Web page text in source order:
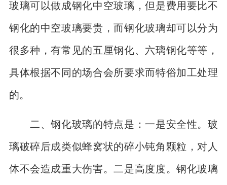
玻璃可以做成钢化中空玻璃，但是费用要比不
钢化的中空玻璃要贵，而钢化玻璃却可以分为
很多种，有常见的五厘钢化、六璃钢化等等，
具体根据不同的场合会所要求而特俗加工处理
的。
二、钢化玻璃的特点是：一是安全性。玻
璃破碎后成类似蜂窝状的碎小钝角颗粒，对人
体不会造成重大伤害。二是高度度。钢化玻璃